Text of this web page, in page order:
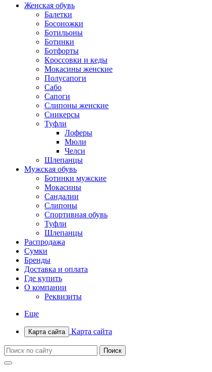
Женская обувь
Балетки
Босоножки
Ботильоны
Ботинки
Ботфорты
Кроссовки и кеды
Мокасины женские
Полусапоги
Сабо
Сапоги
Слипоны женские
Сникерсы
Туфли
Лоферы
Мюли
Челси
Шлепанцы
Мужская обувь
Ботинки мужские
Мокасины
Сандалии
Слипоны
Спортивная обувь
Туфли
Шлепанцы
Распродажа
Сумки
Бренды
Доставка и оплата
Где купить
О компании
Реквизиты
Еще
Карта сайта Карта сайта